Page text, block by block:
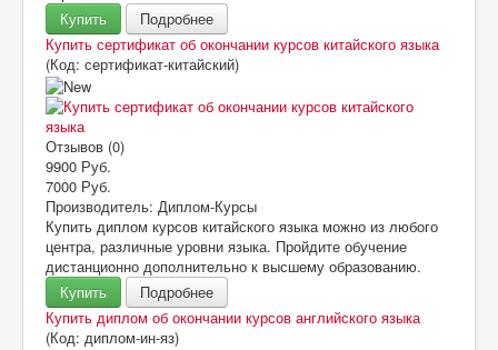
Купить
Подробнее
Купить сертификат об окончании курсов китайского языка
(Код: сертификат-китайский)
Отзывов (0)
9900 Руб.
7000 Руб.
Производитель: Диплом-Курсы
Купить диплом курсов китайского языка можно из любого
центра, различные уровни языка. Пройдите обучение
дистанционно дополнительно к высшему образованию.
Купить
Подробнее
Купить диплом об окончании курсов английского языка
(Код: диплом-ин-яз)